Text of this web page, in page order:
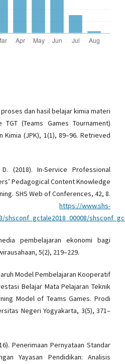
dan hasil belajar kimia materi
(Teams Games Tournament)
(JPK), 1(1), 89–96. Retrieved
(2018). In-Service Professional
Pedagogical Content Knowledge
SHS Web of Conferences, 42, 8.
https://www.shs-
pembelajaran ekonomi bagi
5(2), 219–229.
Model Pembelajaran Kooperatif
Belajar Mata Pelajaran Teknik
Model of Teams Games. Prodi
Negeri Yogyakarta, 3(5), 371–
Penerimaan Pernyataan Standar
Yayasan Pendidikan: Analisis